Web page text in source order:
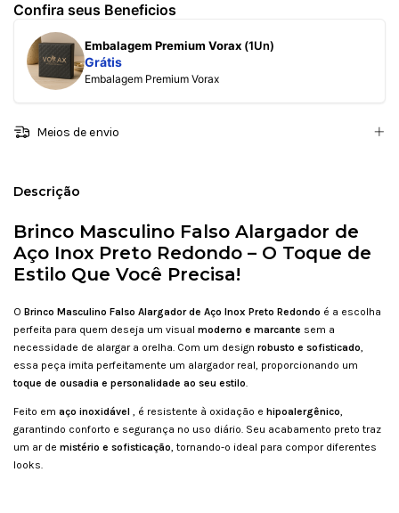
Confira seus Beneficios
Embalagem Premium Vorax (1Un)
Grátis
Embalagem Premium Vorax
Meios de envio
Descrição
Brinco Masculino Falso Alargador de
Aço Inox Preto Redondo – O Toque de
Estilo Que Você Precisa!
O Brinco Masculino Falso Alargador de Aço Inox Preto Redondo é a escolha
perfeita para quem deseja um visual moderno e marcante sem a
necessidade de alargar a orelha. Com um design robusto e sofisticado
essa peça imita perfeitamente um alargador real, proporcionando um
toque de ousadia e personalidade ao seu estilo
Feito em aço inoxidável , é resistente à oxidação e hipoalergênico
garantindo conforto e segurança no uso diário. Seu acabamento preto traz
um ar de mistério e sofisticação , tornando-o ideal para compor diferentes
looks.